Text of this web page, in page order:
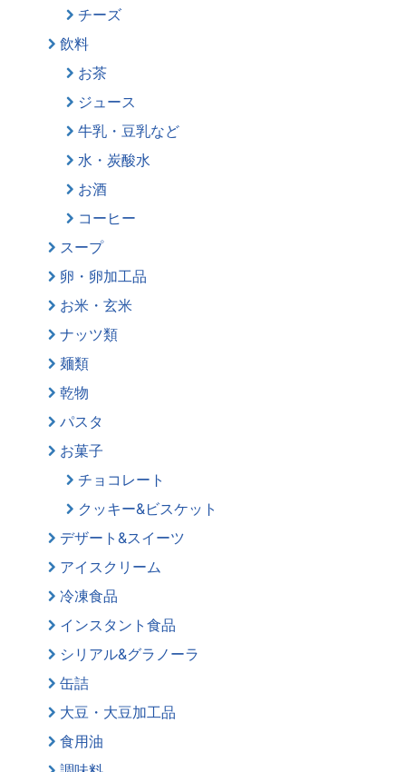
チーズ
飲料
お茶
ジュース
牛乳・豆乳など
水・炭酸水
お酒
コーヒー
スープ
卵・卵加工品
お米・玄米
ナッツ類
麺類
乾物
パスタ
お菓子
チョコレート
クッキー&ビスケット
デザート&スイーツ
アイスクリーム
冷凍食品
インスタント食品
シリアル&グラノーラ
缶詰
大豆・大豆加工品
食用油